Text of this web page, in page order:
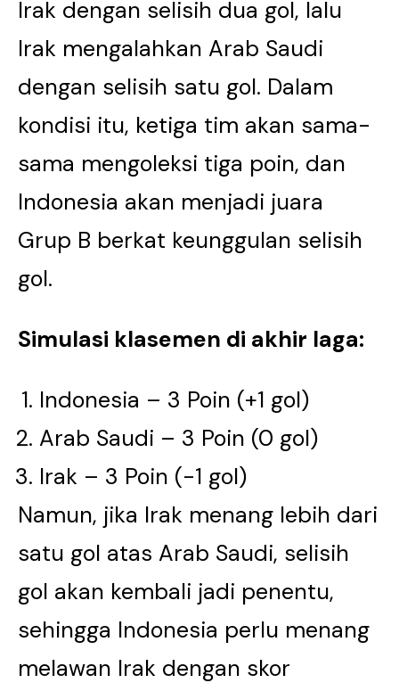
Irak dengan selisih dua gol, lalu
Irak mengalahkan Arab Saudi
dengan selisih satu gol. Dalam
kondisi itu, ketiga tim akan sama-
sama mengoleksi tiga poin, dan
Indonesia akan menjadi juara
Grup B berkat keunggulan selisih
gol.
Simulasi klasemen di akhir laga:
Indonesia – 3 Poin (+1 gol)
Arab Saudi – 3 Poin (0 gol)
Irak – 3 Poin (-1 gol)
Namun, jika Irak menang lebih dari
satu gol atas Arab Saudi, selisih
gol akan kembali jadi penentu,
sehingga Indonesia perlu menang
melawan Irak dengan skor